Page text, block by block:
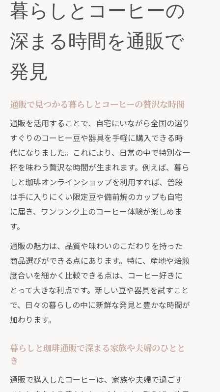
暮らしとコーヒーの
深まる時間を通販で
発見
通販で見つかる暮らしとコーヒーの贅沢な時間
通販を活用することで、自宅にいながら全国の選り
すぐりのコーヒー豆や器具を手軽に購入できる時
代になりました。これにより、日常の中で特別な一
杯を味わう贅沢な時間が生まれます。例えば、暮ら
しと珈琲オンラインショップを利用すれば、普段
は手に入りにくい限定豆や備前焼のカップも自宅
に届き、ワンランク上のコーヒー体験が楽しめま
す。
通販の魅力は、品質や味わいのこだわりを持った
商品選びができる点にあります。特に、産地や焙煎
度合いを細かく比較できる点は、コーヒー好きに
とって大きな利点です。新しい豆や器具を試すこと
で、日々の暮らしの中に新鮮な発見と豊かな時間が
加わります。
暮らしと珈琲通販で深まる家族や夫婦のひとと
き
通販で購入したコーヒーは、家族や夫婦で過ごす